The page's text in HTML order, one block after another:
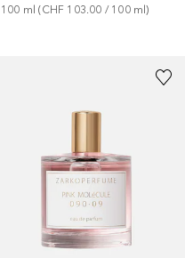
100 ml (CHF 103.00 / 100 ml)